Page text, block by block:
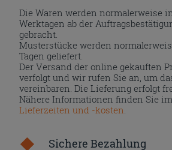
Die Waren werden normalerweise
Werktagen ab der
gebracht.
Musterstücke werden
Tagen geliefert.
Der Versand der online gekauften
verfolgt und wir rufen Sie an, um
vereinbaren. Die Lieferung erfolgt
Nähere Informationen finden Sie
Lieferzeiten und -kosten
Sichere Bezahlung